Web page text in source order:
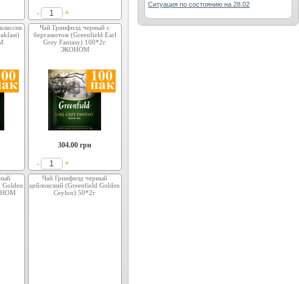
Ситуация по состоянию на 28.02
- +
Чай Гринфилд черный с
бергамотом (Greenfield Earl
Grey Fantasy) 100*2г
ЭКОНОМ
304.00 грн
- +
Golden
Чай Гринфилд черный
цейлонский (Greenfield Golden
Ceylon) 50*2г